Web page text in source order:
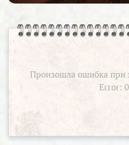
Произошла ошибка при
Error: 0